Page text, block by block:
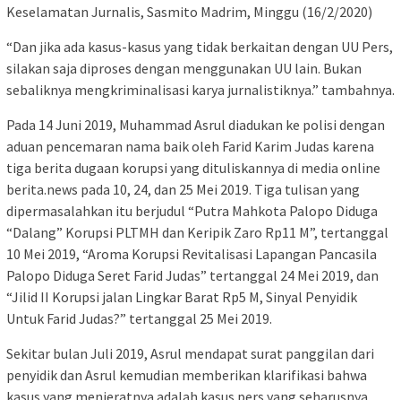
Keselamatan Jurnalis, Sasmito Madrim, Minggu (16/2/2020)
“Dan jika ada kasus-kasus yang tidak berkaitan dengan UU Pers,
silakan saja diproses dengan menggunakan UU lain. Bukan
sebaliknya mengkriminalisasi karya jurnalistiknya.” tambahnya.
Pada 14 Juni 2019, Muhammad Asrul diadukan ke polisi dengan
aduan pencemaran nama baik oleh Farid Karim Judas karena
tiga berita dugaan korupsi yang dituliskannya di media online
berita.news pada 10, 24, dan 25 Mei 2019. Tiga tulisan yang
dipermasalahkan itu berjudul “Putra Mahkota Palopo Diduga
“Dalang” Korupsi PLTMH dan Keripik Zaro Rp11 M”, tertanggal
10 Mei 2019, “Aroma Korupsi Revitalisasi Lapangan Pancasila
Palopo Diduga Seret Farid Judas” tertanggal 24 Mei 2019, dan
“Jilid II Korupsi jalan Lingkar Barat Rp5 M, Sinyal Penyidik
Untuk Farid Judas?” tertanggal 25 Mei 2019.
Sekitar bulan Juli 2019, Asrul mendapat surat panggilan dari
penyidik dan Asrul kemudian memberikan klarifikasi bahwa
kasus yang menjeratnya adalah kasus pers yang seharusnya